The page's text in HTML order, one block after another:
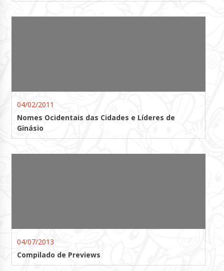
04/02/2011
Nomes Ocidentais das Cidades e Líderes de
Ginásio
04/07/2013
Compilado de Previews